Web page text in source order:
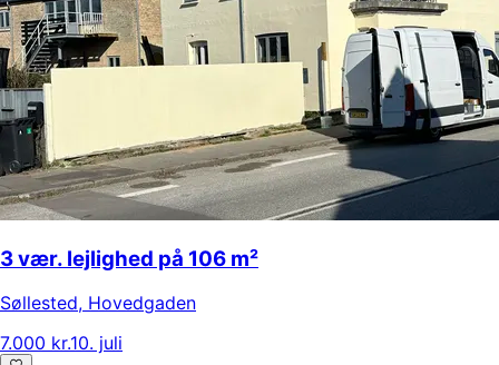
3 vær. lejlighed på 106 m²
Søllested, Hovedgaden
7.000 kr.10. juli